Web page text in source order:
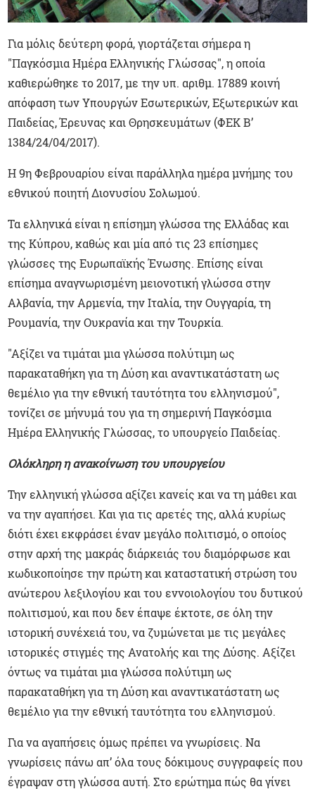
Για μόλις δεύτερη φορά, γιορτάζεται σήμερα η
"Παγκόσμια Ημέρα Ελληνικής Γλώσσας", η οποία
καθιερώθηκε το 2017, με την υπ. αριθμ. 17889 κοινή
απόφαση των Υπουργών Εσωτερικών, Εξωτερικών και
Παιδείας, Έρευνας και Θρησκευμάτων (ΦΕΚ Β’
1384/24/04/2017).
Η 9η Φεβρουαρίου είναι παράλληλα ημέρα μνήμης του
εθνικού ποιητή Διονυσίου Σολωμού.
Τα ελληνικά είναι η επίσημη γλώσσα της Ελλάδας και
της Κύπρου, καθώς και μία από τις 23 επίσημες
γλώσσες της Ευρωπαϊκής Ένωσης. Επίσης είναι
επίσημα αναγνωρισμένη μειονοτική γλώσσα στην
Αλβανία, την Αρμενία, την Ιταλία, την Ουγγαρία, τη
Ρουμανία, την Ουκρανία και την Τουρκία.
"Αξίζει να τιμάται μια γλώσσα πολύτιμη ως
παρακαταθήκη για τη Δύση και αναντικατάστατη ως
θεμέλιο για την εθνική ταυτότητα του ελληνισμού",
τονίζει σε μήνυμά του για τη σημερινή Παγκόσμια
Ημέρα Ελληνικής Γλώσσας, το υπουργείο Παιδείας.
Ολόκληρη η ανακοίνωση του υπουργείου
Την ελληνική γλώσσα αξίζει κανείς και να τη μάθει και
να την αγαπήσει. Και για τις αρετές της, αλλά κυρίως
διότι έχει εκφράσει έναν μεγάλο πολιτισμό, ο οποίος
στην αρχή της μακράς διάρκειάς του διαμόρφωσε και
κωδικοποίησε την πρώτη και καταστατική στρώση του
ανώτερου λεξιλογίου και του εννοιολογίου του δυτικού
πολιτισμού, και που δεν έπαψε έκτοτε, σε όλη την
ιστορική συνέχειά του, να ζυμώνεται με τις μεγάλες
ιστορικές στιγμές της Ανατολής και της Δύσης. Αξίζει
όντως να τιμάται μια γλώσσα πολύτιμη ως
παρακαταθήκη για τη Δύση και αναντικατάστατη ως
θεμέλιο για την εθνική ταυτότητα του ελληνισμού.
Για να αγαπήσεις όμως πρέπει να γνωρίσεις. Να
γνωρίσεις πάνω απ’ όλα τους δόκιμους συγγραφείς που
έγραψαν στη γλώσσα αυτή. Στο ερώτημα πώς θα γίνει